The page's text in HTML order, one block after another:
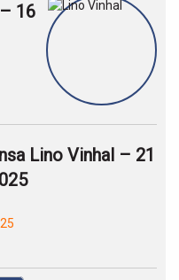
16
Lino Vinhal – 21